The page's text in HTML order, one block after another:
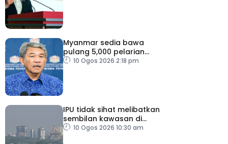
Myanmar sedia bawa
pulang 5,000 pelarian
guna kapal
10 Ogos 2026 2:18 pm
IPU tidak sihat melibatkan
sembilan kawasan di
Sarawak
10 Ogos 2026 10:30 am